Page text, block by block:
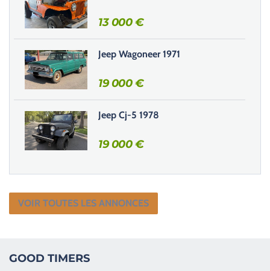
v
i
d
e
.
13 000€
Jeep Wagoneer 1971
19 000€
Jeep Cj-5 1978
19 000€
VOIR TOUTES LES ANNONCES
GOOD TIMERS